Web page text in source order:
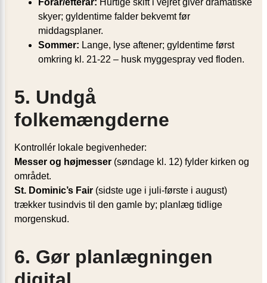
Forår/efterår: Hurtige skift i vejret giver dramatiske
skyer; gyldentime falder bekvemt før
middagsplaner.
Sommer: Lange, lyse aftener; gyldentime først
omkring kl. 21-22 – husk myggespray ved floden.
5. Undgå
folkemængderne
Kontrollér lokale begivenheder:
Messer og højmesser (søndage kl. 12) fylder kirken og
området.
St. Dominic’s Fair (sidste uge i juli-første i august)
trækker tusindvis til den gamle by; planlæg tidlige
morgenskud.
6. Gør planlægningen